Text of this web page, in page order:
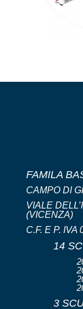
FAMILA
CAMPO DI
VIALE
(VICENZA)
C.F. E P. IVA
14
3